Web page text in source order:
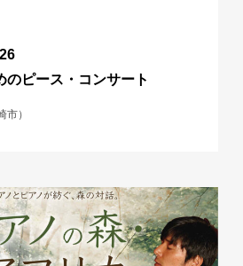
のピース・コンサート
）